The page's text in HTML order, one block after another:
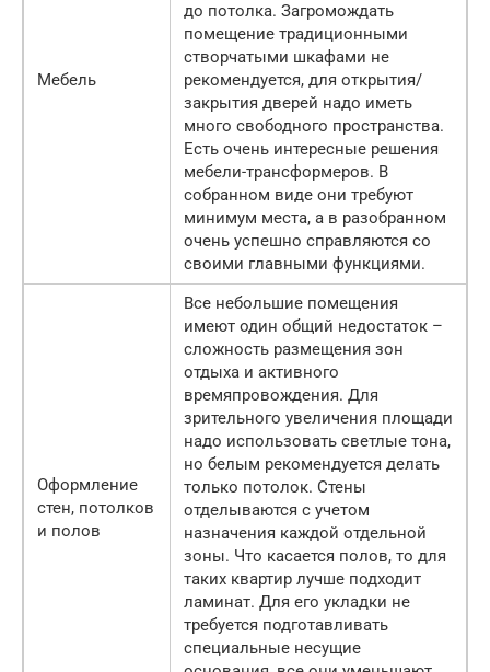
Мебель
до потолка. Загромождать
помещение традиционными
створчатыми шкафами не
рекомендуется, для открытия/
закрытия дверей надо иметь
много свободного пространства.
Есть очень интересные решения
мебели-трансформеров. В
собранном виде они требуют
минимум места, а в разобранном
очень успешно справляются со
своими главными функциями.
Оформление
стен, потолков
и полов
Все небольшие помещения
имеют один общий недостаток –
сложность размещения зон
отдыха и активного
времяпровождения. Для
зрительного увеличения площади
надо использовать светлые тона,
но белым рекомендуется делать
только потолок. Стены
отделываются с учетом
назначения каждой отдельной
зоны. Что касается полов, то для
таких квартир лучше подходит
ламинат. Для его укладки не
требуется подготавливать
специальные несущие